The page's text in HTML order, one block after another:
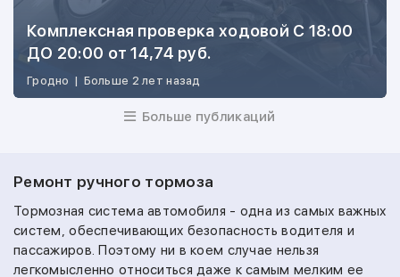
Комплексная проверка ходовой С 18:00
ДО 20:00 от 14,74 руб.
Гродно | Больше 2 лет назад
Больше публикаций
Ремонт ручного тормоза
Тормозная система автомобиля - одна из самых важных
систем, обеспечивающих безопасность водителя и
пассажиров. Поэтому ни в коем случае нельзя
легкомысленно относиться даже к самым мелким ее